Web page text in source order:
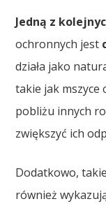
Jedną z
ochronnych jest
działa jako
takie jak mszyce
pobliżu innych
zwiększyć ich
Dodatkowo,
również